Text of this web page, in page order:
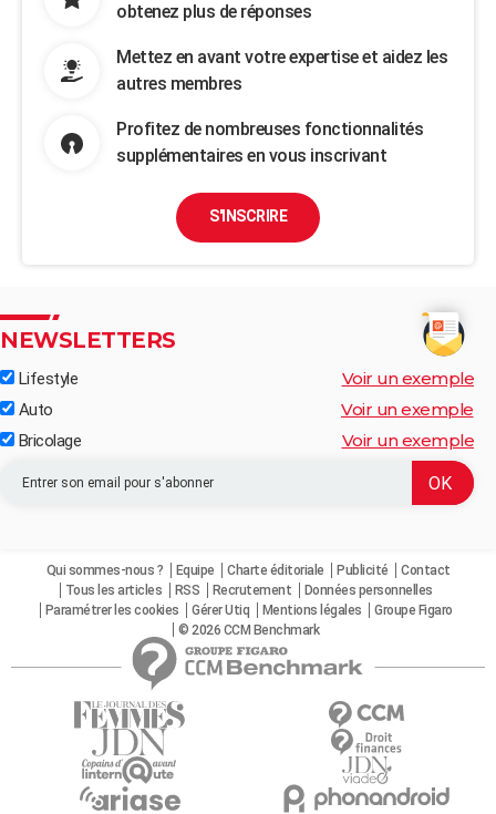
obtenez plus de réponses
Mettez en avant votre expertise et aidez les
autres membres
Profitez de nombreuses fonctionnalités
supplémentaires en vous inscrivant
S'INSCRIRE
NEWSLETTERS
Lifestyle Voir un exemple
Auto Voir un exemple
Bricolage Voir un exemple
Qui sommes-nous ? Equipe Charte éditoriale Publicité
Contact
Tous les articles
RSS Recrutement
Données personnelles
Paramétrer les cookies
Gérer Utiq Mentions légales
Groupe Figaro
© 2026 CCM Benchmark